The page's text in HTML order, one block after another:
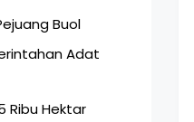
Buol
Adat
Ribu Hektar